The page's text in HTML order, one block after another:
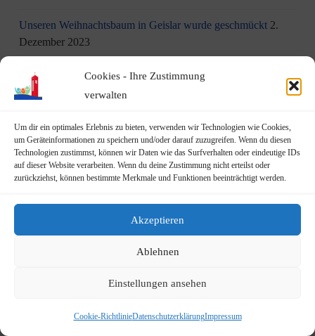
Cookies - Ihre Zustimmung
verwalten
Um dir ein optimales Erlebnis zu bieten, verwenden wir Technologien wie Cookies,
um Geräteinformationen zu speichern und/oder darauf zuzugreifen. Wenn du diesen
Technologien zustimmst, können wir Daten wie das Surfverhalten oder eindeutige IDs
auf dieser Website verarbeiten. Wenn du deine Zustimmung nicht erteilst oder
zurückziehst, können bestimmte Merkmale und Funktionen beeinträchtigt werden.
Akzeptieren
Ablehnen
Einstellungen ansehen
Cookie-RichtlinieDatenschutzerklärungImpressum
Unseren Weihnachtsbaum in Geislar wurde geschmückt 2.
Dezember 2023
Aktion am 1. Dezember: Kinder schmücken unseren
Weihnachtsbaum in Geislar
Eindrücke vom Martinszug 2023 18. November 2023
„Hubertusklause“ öffnet (endlich) wieder 12. November 2023
Neuer Standort der Jugendarbeit „op Jöck“ vom
JUgendZEntrum Haus Michael 9. November 2023
(Haus der Begegnung St. Peter Vilich) 8. November 2023
Martinszug 2023 3. November 2023